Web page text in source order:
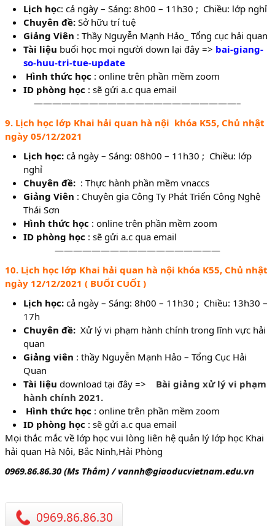
Lịch học: cả ngày – Sáng: 8h00 – 11h30 ; Chiều: lớp nghỉ
Chuyên đề: Sở hữu trí tuệ
Giảng Viên : Thầy Nguyễn Mạnh Hảo_ Tổng cục hải quan
Tài liệu buổi học mọi người down lại đây => bai-giang-
so-huu-tri-tue-update
Hình thức học : online trên phần mềm zoom
ID phòng học : sẽ gửi a.c qua email
——————————————————————–
9. Lịch học lớp Khai hải quan hà nội khóa K55, Chủ nhật
ngày 05/12/2021
Lịch học: cả ngày – Sáng: 08h00 – 11h30 ; Chiều: lớp
nghỉ
Chuyên đề: : Thực hành phần mềm vnaccs
Giảng Viên : Chuyên gia Công Ty Phát Triển Công Nghệ
Thái Sơn
Hình thức học : online trên phần mềm zoom
ID phòng học : sẽ gửi a.c qua email
——————————————————
10. Lịch học lớp Khai hải quan hà nội khóa K55, Chủ nhật
ngày 12/12/2021 ( BUỔI CUỐI )
Lịch học: cả ngày – Sáng: 8h00 – 11h30 ; Chiều: 13h30 –
17h
Chuyên đề: Xử lý vi phạm hành chính trong lĩnh vực hải
quan
Giảng viên : thầy Nguyễn Mạnh Hảo – Tổng Cục Hải
Quan
Tài liệu download tại đây =>
Bài giảng xử lý vi phạm
hành chính 2021.
Hình thức học : online trên phần mềm zoom
ID phòng học : sẽ gửi a.c qua email
Mọi thắc mắc về lớp học vui lòng liên hệ quản lý lớp học Khai
hải quan Hà Nội, Bắc Ninh,Hải Phòng
0969.86.86.30 (Ms Thắm) / vannh@giaoducvietnam.edu.vn
0969.86.86.30